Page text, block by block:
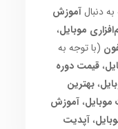
دنبالآموزش
موبایل،
(با توجه به
،قیمت دوره
،بهترین
موبایل،آموزش
،آپدیت